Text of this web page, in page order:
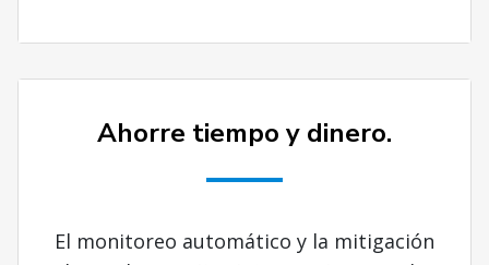
Ahorre tiempo y dinero.
El monitoreo automático y la mitigación